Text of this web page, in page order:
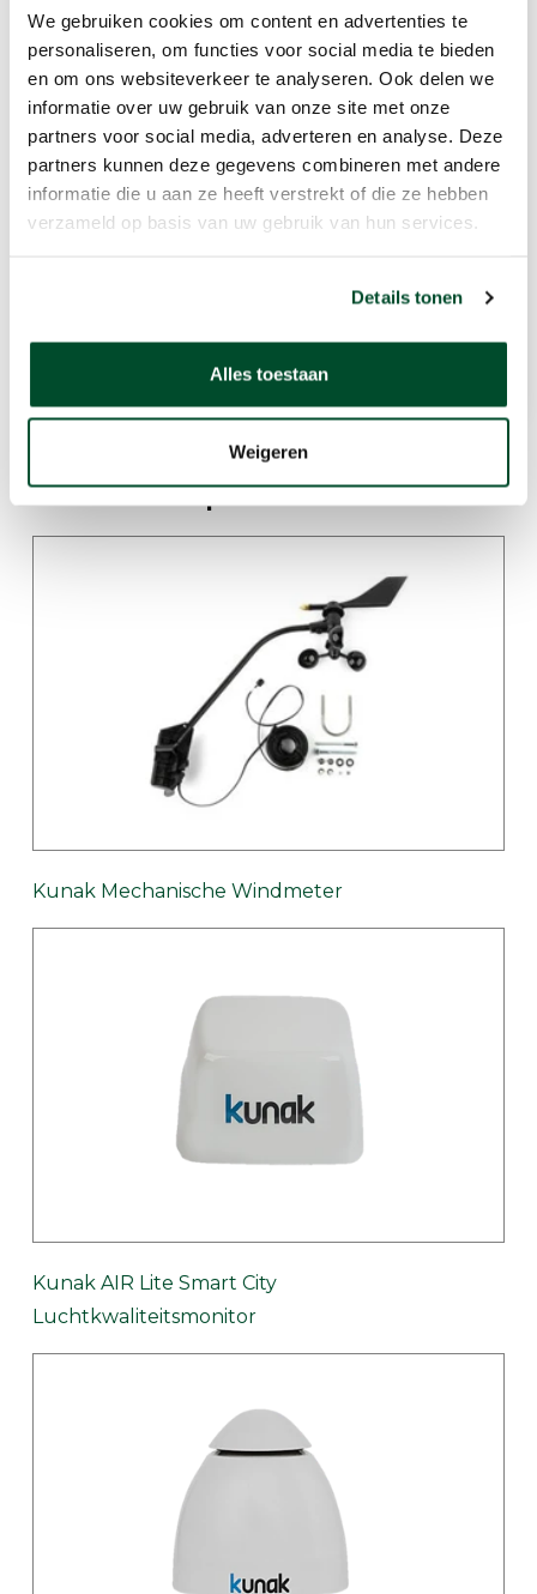
We gebruiken cookies om content en advertenties te
personaliseren, om functies voor social media te bieden
en om ons websiteverkeer te analyseren. Ook delen we
informatie over uw gebruik van onze site met onze
partners voor social media, adverteren en analyse. Deze
partners kunnen deze gegevens combineren met andere
informatie die u aan ze heeft verstrekt of die ze hebben
verzameld op basis van uw gebruik van hun services.
Details tonen
Alles toestaan
Weigeren
AIR-systemen
De sensor kan worden geïntegreerd met:
Kunak AIR Pro
De meetgegevens worden automatisch
Cloud-platform voor realtime analyse,
visualisatie en rapportage.
Gerelateerde producten
Kunak Mechanische Windmeter
Kunak AIR Lite Smart City
Luchtkwaliteitsmonitor